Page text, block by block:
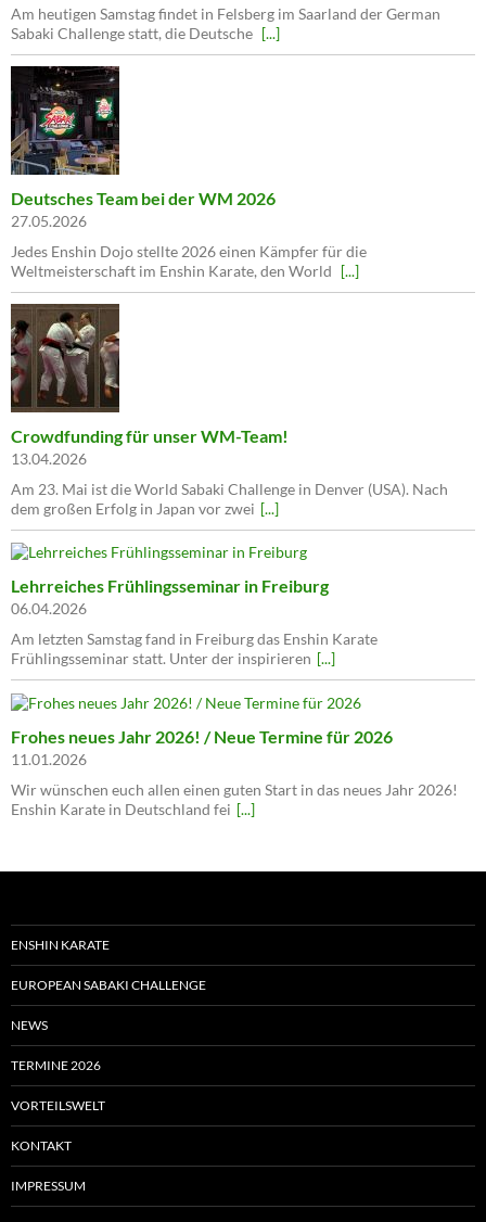
Am heutigen Samstag findet in Felsberg im Saarland der German
Sabaki Challenge statt, die Deutsche [...]
Deutsches Team bei der WM 2026
27.05.2026
Jedes Enshin Dojo stellte 2026 einen Kämpfer für die
Weltmeisterschaft im Enshin Karate, den World [...]
Crowdfunding für unser WM-Team!
13.04.2026
Am 23. Mai ist die World Sabaki Challenge in Denver (USA). Nach
dem großen Erfolg in Japan vor zwei [...]
Lehrreiches Frühlingsseminar in Freiburg
06.04.2026
Am letzten Samstag fand in Freiburg das Enshin Karate
Frühlingsseminar statt. Unter der inspirieren [...]
Frohes neues Jahr 2026! / Neue Termine für 2026
11.01.2026
Wir wünschen euch allen einen guten Start in das neues Jahr 2026!
Enshin Karate in Deutschland fei [...]
ENSHIN KARATE
EUROPEAN SABAKI CHALLENGE
NEWS
TERMINE 2026
VORTEILSWELT
KONTAKT
IMPRESSUM